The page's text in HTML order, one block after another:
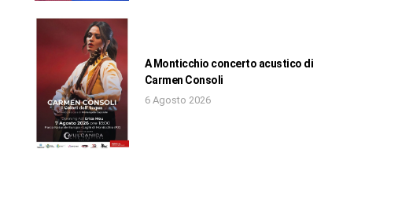
A Monticchio concerto acustico di
Carmen Consoli
6 Agosto 2026